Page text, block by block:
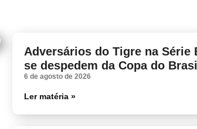
Adversários do Tigre na Série
se despedem da Copa do Brasil
6 de agosto de 2026
Ler matéria »